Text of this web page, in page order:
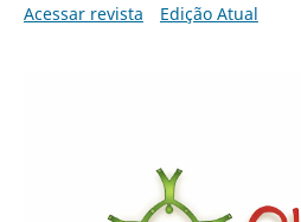
Acessar revista
Edição Atual